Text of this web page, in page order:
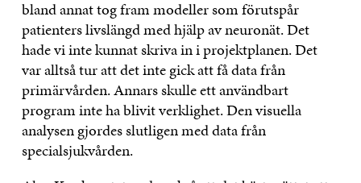
bland annat tog fram modeller som förutspår
patienters livslängd med hjälp av neuronät. Det
hade vi inte kunnat skriva in i projektplanen. Det
var alltså tur att det inte gick att få data från
primärvården. Annars skulle ett användbart
program inte ha blivit verklighet. Den visuella
analysen gjordes slutligen med data från
specialsjukvården.